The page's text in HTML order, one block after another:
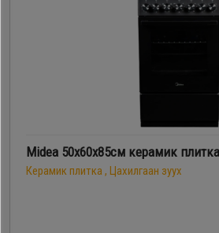
Midea 50х60х85см керамик
Керамик плитка , Цахилгаан зуух